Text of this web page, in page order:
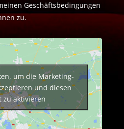
Geschäftsbedingungen
zu.
um die Marketing-
und diesen
zu aktivieren